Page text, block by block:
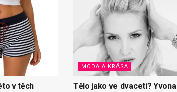
v těch
MÓDA A KRÁSA
Tělo jako ve dvaceti? Yvona